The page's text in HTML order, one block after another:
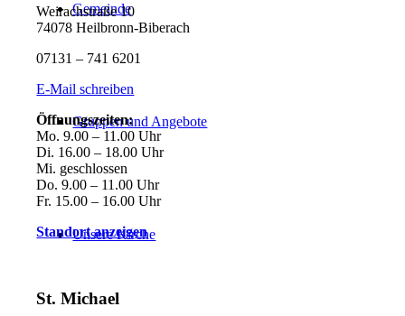
Gemeinde
Gruppen und Angebote
Unsere Kirche
Weirachstraße 10
74078 Heilbronn-Biberach
07131 – 741 6201
E-Mail schreiben
Öffnungszeiten:
Mo. 9.00 – 11.00 Uhr
Di. 16.00 – 18.00 Uhr
Mi. geschlossen
Do. 9.00 – 11.00 Uhr
Fr. 15.00 – 16.00 Uhr
Standort anzeigen
St. Michael